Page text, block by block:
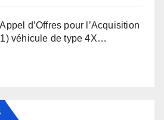
d’Offres pour l’Acquisition
véhicule de type 4X…